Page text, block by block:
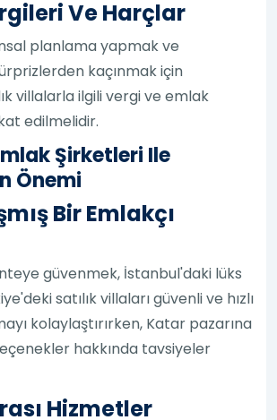
Ve Harçlar
planlama yapmak ve
kaçınmak için
villalarla ilgili vergi ve emlak
edilmelidir.
Şirketleri Ile
Önemi
Bir Emlakçı
güvenmek, İstanbul'daki lüks
satılık villaları güvenli ve hızlı
kolaylaştırırken, Katar pazarına
hakkında tavsiyeler
Hizmetler